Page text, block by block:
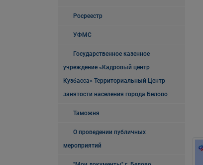
Росреестр
УФМС
Государственное казенное
учреждение «Кадровый центр
Кузбасса» Территориальный Центр
занятости населения города Белово
Таможня
О проведении публичных
мероприятий